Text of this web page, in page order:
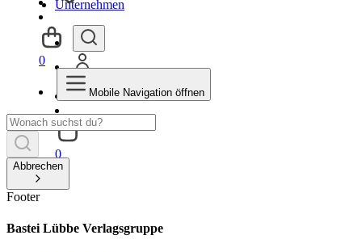
Unternehmen
0
0
Mobile Navigation öffnen
Abbrechen
Footer
Bastei Lübbe Verlagsgruppe